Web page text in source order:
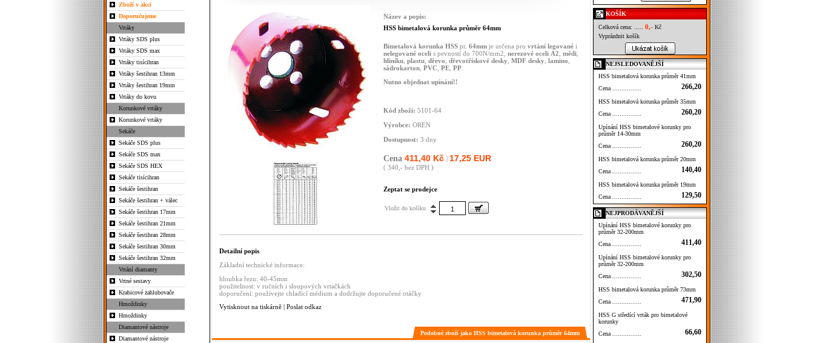
Zboží v akci
Doporučujeme
Vrtáky
Vrtáky SDS plus
Vrtáky SDS max
Vrtáky tisícihran
Vrtáky šestihran 13mm
Vrtáky šestihran 19mm
Vrtáky do kovu
Korunkové vrtáky
Korunkové vrtáky
Sekáče
Sekáče SDS plus
Sekáče SDS max
Sekáče SDS HEX
Sekáče tisícihran
Sekáče šestihran
Sekáče šestihran + válec
Sekáče šestihran 17mm
Sekáče šestihran 21mm
Sekáče šestihran 28mm
Sekáče šestihran 30mm
Sekáče šestihran 32mm
Vrtání diamanty
Vrtné sestavy
Krabicové zahlubovače
Hmoždinky
Hmoždinky
Diamantové nástroje
Diamantové nástroje
Název a popis:
HSS bimetalová korunka průměr 64mm
Bimetalová korunka HSS pr. 64mm je určena pro vrtání legované i
nelegované oceli s pevností do 700N/mm2, nerezové oceli A2 mědi
hliníku plastu dřevo dřevotřískové desky MDF desky lamino
sádrokarton PVC PE PP
Nutno objednat upínání!!
Kód zboží: 5101-64
Výrobce: OREN
Dostupnost: 3 dny
Cena 411,40 Kč | 17,25 EUR
( 340,- bez DPH )
Zeptat se prodejce
Vložit do košíku
Detailní popis
Základní technické informace:
hloubka řezu: 40-45mm
použitelnost: v ručních i sloupových vrtačkách
doporučení: používejte chladící médium a dodržujte doporučené otáčky
Vytisknout na tiskárně | Poslat odkaz
Podobné zboží jako HSS bimetalová korunka průměr 64mm
KOŠÍK
Celková cena: ..... 0,- Kč
Vyprázdnit košík
NEJSLEDOVANĚJŠÍ
HSS bimetalová korunka průměr 41mm
Cena ................
266,20
HSS bimetalová korunka průměr 35mm
Cena ................
260,20
Upínání HSS bimetalové korunky pro
průměr 14-30mm
Cena ................
260,20
HSS bimetalová korunka průměr 20mm
Cena ................
140,40
HSS bimetalová korunka průměr 19mm
Cena ................
129,50
NEJPRODÁVANĚJŠÍ
Upínání HSS bimetalové korunky pro
průměr 32-200mm
Cena ................
411,40
Upínání HSS bimetalové korunky pro
průměr 32-200mm
Cena ................
302,50
HSS bimetalová korunka průměr 73mm
Cena ................
471,90
HSS G středící vrták pro bimetalové
korunky
Cena ................
66,60